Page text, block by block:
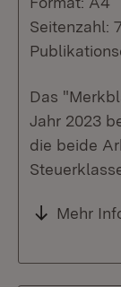
Seitenzahl: 7
Das
Jahr 2023
die beide
Mehr